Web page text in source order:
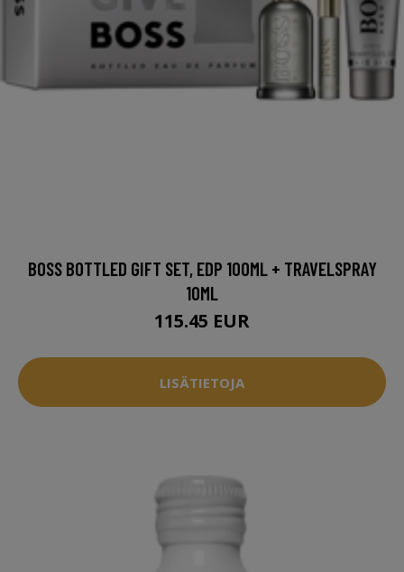
BOSS BOTTLED GIFT SET, EDP 100ML + TRAVELSPRAY
10ML
115.45 EUR
LISÄTIETOJA